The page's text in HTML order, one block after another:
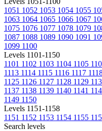
1051 1052 1053 1054 1055
1063 1064 1065 1066 1067
1075 1076 1077 1078 1079
1087 1088 1089 1090 1091
1099 1100
Levels 1101-1150
1101 1102 1103 1104 1105
1113 1114 1115 1116 1117
1125 1126 1127 1128 1129
1137 1138 1139 1140 1141
1149 1150
Levels 1151-1158
1151 1152 1153 1154 1155
Search levels